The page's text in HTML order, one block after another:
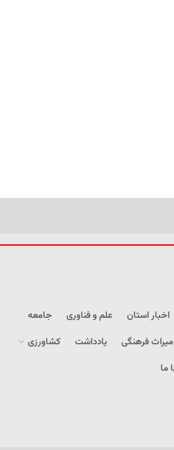
اخبار استان علم و فناوری
جامعه
فرهنگی یادداشت
کشاورزی
ما